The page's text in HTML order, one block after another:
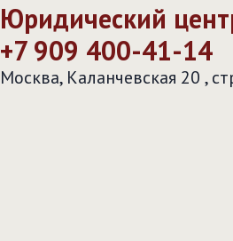
Юридический
+7 909 400-41-14
Москва, Каланчевская 20 ,